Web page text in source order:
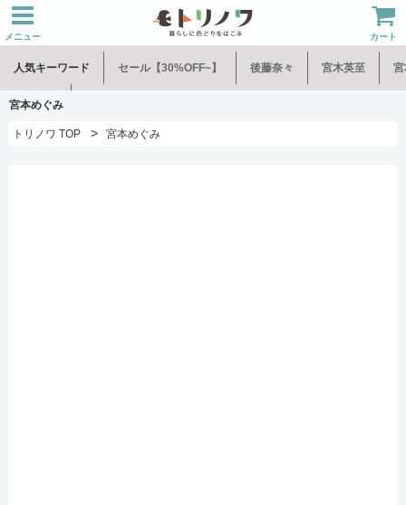
メニュー カート
人気キーワード セール【30%OFF~】 後藤奈々 宮木英至 宮
水谷和音
宮本めぐみ
トリノワ TOP > 宮本めぐみ